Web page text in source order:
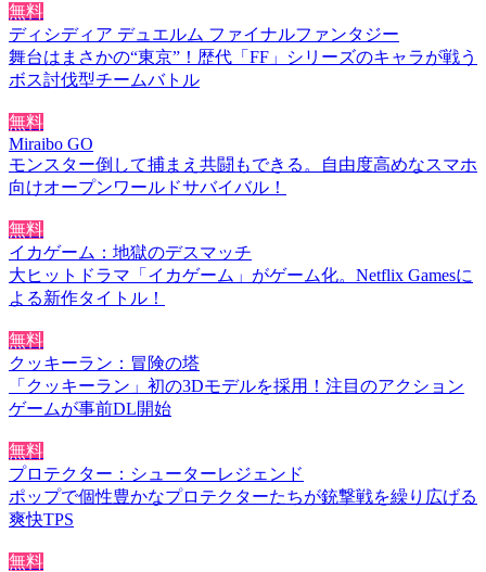
無料
ディシディア デュエルム ファイナルファンタジー
舞台はまさかの“東京”！歴代「FF」シリーズのキャラが戦う
ボス討伐型チームバトル
無料
Miraibo GO
モンスター倒して捕まえ共闘もできる。自由度高めなスマホ
向けオープンワールドサバイバル！
無料
イカゲーム：地獄のデスマッチ
大ヒットドラマ「イカゲーム」がゲーム化。Netflix Gamesに
よる新作タイトル！
無料
クッキーラン：冒険の塔
「クッキーラン」初の3Dモデルを採用！注目のアクション
ゲームが事前DL開始
無料
プロテクター：シューターレジェンド
ポップで個性豊かなプロテクターたちが銃撃戦を繰り広げる
爽快TPS
無料